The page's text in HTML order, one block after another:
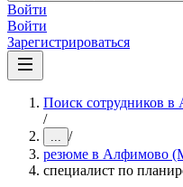
Войти
Войти
Зарегистрироваться
Поиск сотрудников в
/
... /
резюме в Алфимово
специалист по